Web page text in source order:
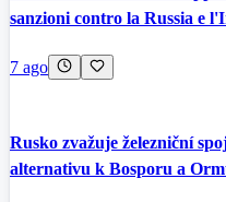
sanzioni contro la Russia e
7 ago
Rusko zvažuje železniční
alternativu k Bosporu a